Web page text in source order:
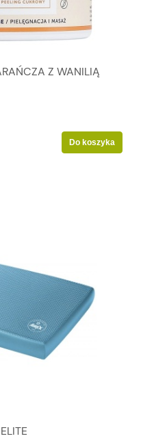
Z WANILIĄ
Do koszyka